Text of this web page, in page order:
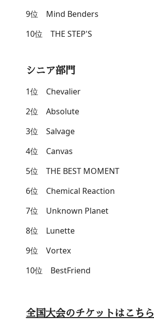
9位 Mind Benders
10位 THE STEP'S
シニア部門
1位 Chevalier
2位 Absolute
3位 Salvage
4位 Canvas
5位 THE BEST MOMENT
6位 Chemical Reaction
7位 Unknown Planet
8位 Lunette
9位 Vortex
10位 BestFriend
全国大会のチケットはこちら